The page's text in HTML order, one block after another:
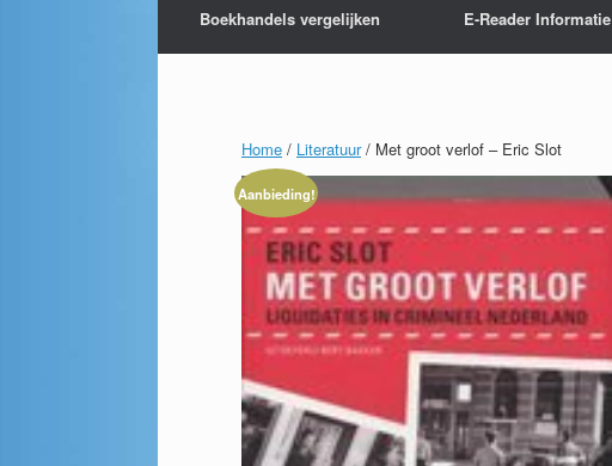
Boekhandels vergelijken E-Reader Informatie
Home / Literatuur/ Met groot verlof – Eric Slot
Aanbieding!